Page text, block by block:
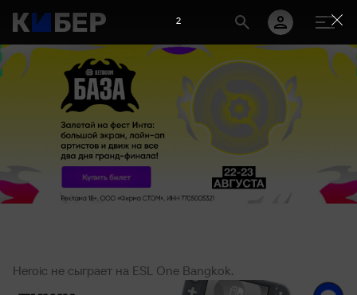
Heroic не сыграет на ESL One Bangkok.
1